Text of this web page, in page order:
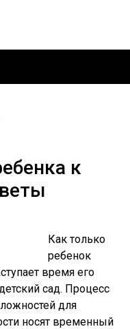
к
Как только
ребенок
время его
сад. Процесс
для
носят временный